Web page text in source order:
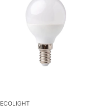
ECOLIGHT